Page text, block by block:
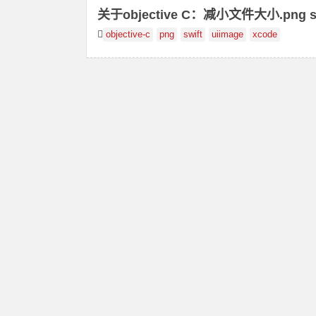
关于objective C：减小文件大小.png
objective-c png swift uiimage xcode